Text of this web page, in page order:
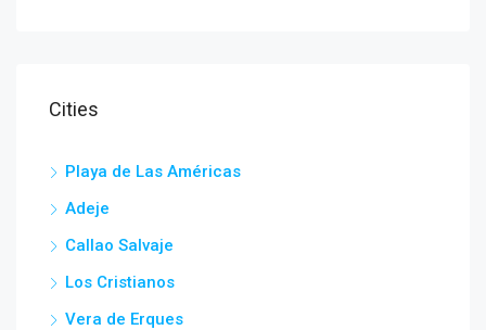
Cities
Playa de Las Américas
Adeje
Callao Salvaje
Los Cristianos
Vera de Erques